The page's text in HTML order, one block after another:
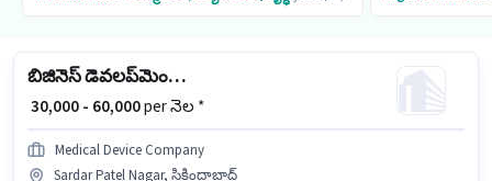
బిజినెస్ డెవలప్‌మెంట్ ఎగ్జిక్యూటివ్
₹ 30,000 - 60,000per నెల *
Medical Device Company
Sardar Patel Nagar, సికింద్రాబాద్